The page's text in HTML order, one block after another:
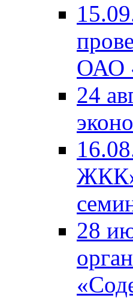
ОАО
24
ЖКК»
28